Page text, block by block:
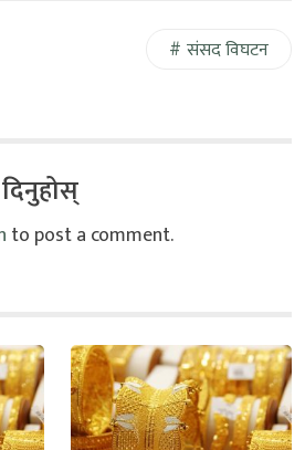
संसद विघटन
to post a comment.